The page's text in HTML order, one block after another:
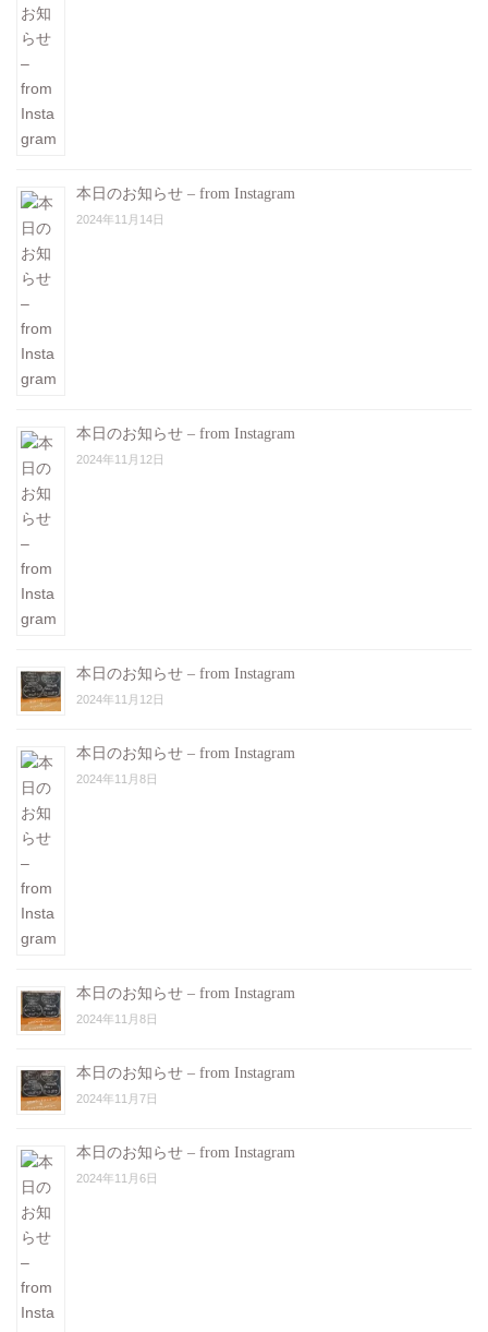
本日のお知らせ – from Instagram
2024年11月14日
本日のお知らせ – from Instagram
2024年11月12日
本日のお知らせ – from Instagram
2024年11月12日
本日のお知らせ – from Instagram
2024年11月8日
本日のお知らせ – from Instagram
2024年11月8日
本日のお知らせ – from Instagram
2024年11月7日
本日のお知らせ – from Instagram
2024年11月6日